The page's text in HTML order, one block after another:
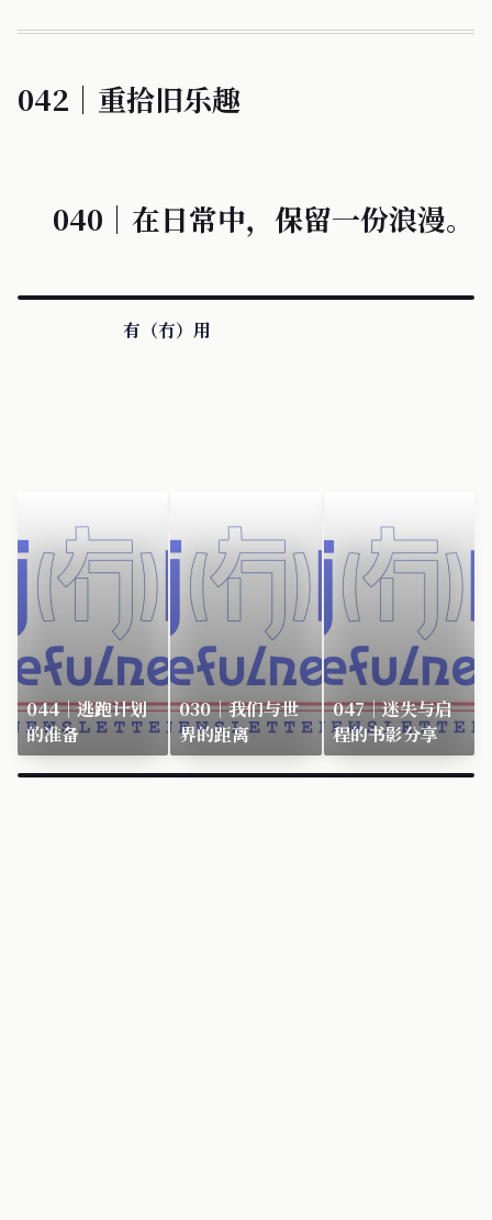
042｜重拾旧乐趣
040｜在日常中，保留一份浪漫。
有（冇）用
044｜逃跑计划
的准备
030｜我们与世
界的距离
047｜迷失与启
程的书影分享